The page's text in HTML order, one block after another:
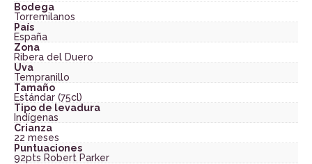
Bodega
Torremilanos
País
España
Zona
Ribera del Duero
Uva
Tempranillo
Tamaño
Estándar (75cl)
Tipo de levadura
Indígenas
Crianza
22 meses
Puntuaciones
92pts Robert Parker